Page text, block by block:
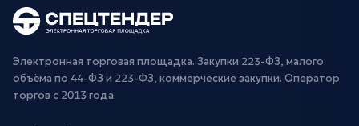
Электронная торговая площадка. Закупки 223-ФЗ, малого
объёма по 44-ФЗ и 223-ФЗ, коммерческие закупки. Оператор
торгов с 2013 года.